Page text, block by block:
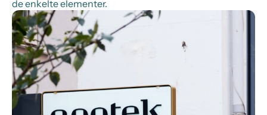
de enkelte elementer.